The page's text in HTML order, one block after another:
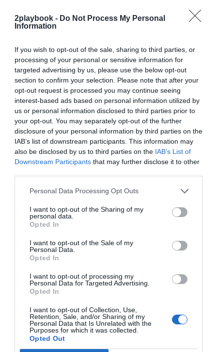
2playbook - Do Not Process My Personal
Information
If you wish to opt-out of the sale, sharing to third parties, or
processing of your personal or sensitive information for
targeted advertising by us, please use the below opt-out
section to confirm your selection. Please note that after your
opt-out request is processed you may continue seeing
interest-based ads based on personal information utilized by
us or personal information disclosed to third parties prior to
your opt-out. You may separately opt-out of the further
disclosure of your personal information by third parties on the
IAB’s list of downstream participants. This information may
also be disclosed by us to third parties on the IAB’s List of
Downstream Participants that may further disclose it to other
Personal Data Processing Opt Outs
I want to opt-out of the Sharing of my
personal data.
Opted In
I want to opt-out of the Sale of my
Personal Data.
Opted In
I want to opt-out of processing my
Personal Data for Targeted Advertising.
Opted In
I want to opt-out of Collection, Use,
Retention, Sale, and/or Sharing of my
Personal Data that Is Unrelated with the
Purposes for which it was collected.
Opted Out
Índex2P
FC Barcelona
inteligencia de mercado de 2Playbook, cuya plataforma
de datos monitoriza la asistencia y venta de entradas de
más de 200 ligas y torneos masculinos y femeninos en
entretenimiento, y otras 100 carreras populares de
running y ciclismo.
El módulo incluye información club a club en LaLiga,
ACB, Asobal, Superliga de voleigol y ligas extranjeras
como NBA, Euroliga, Premier League, Bundesliga, Serie
A y Ligue 1, así como los datos de asistencia media y
agregada partidos de selecciones, torneos
internacionales celebrados en España o Copas del Rey y
de la Reina de todos los deportes. Si quieres más
información, contacta con nosotros a través
deintelligence@2playbook.com.
Añadir 2Playbookcomo fuente preferida de Google
de forma gratuita
ACTIVAR AHORA
Compartir
Imprimir